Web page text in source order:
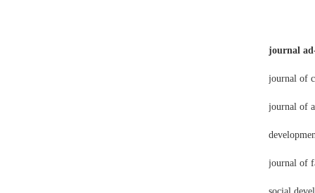
journal
journal of
journal of
journal of